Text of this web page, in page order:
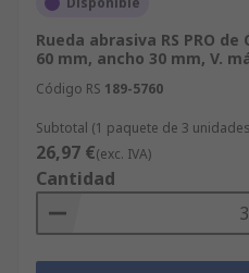
Rueda abrasiva RS PRO
60 mm, ancho 30 mm, V.
Código RS 189-5760
Subtotal (1 paquete de 3
26,97 €(exc. IVA)
Cantidad